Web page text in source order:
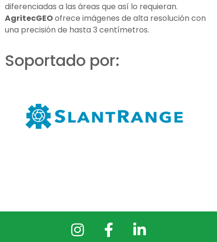
diferenciadas a las áreas que así lo requieran.
AgritecGEOofrece imágenes de alta resolución con
una precisión de hasta 3 centímetros.
Soportado por: